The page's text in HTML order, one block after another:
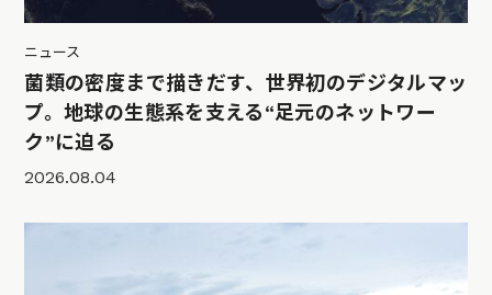
ニュース
菌類の密度まで描きだす、世界初のデジタルマッ
プ。地球の生態系を支える“足元のネットワー
ク”に迫る
2026.08.04